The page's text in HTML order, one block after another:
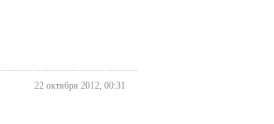
22 октября 2012, 00:31